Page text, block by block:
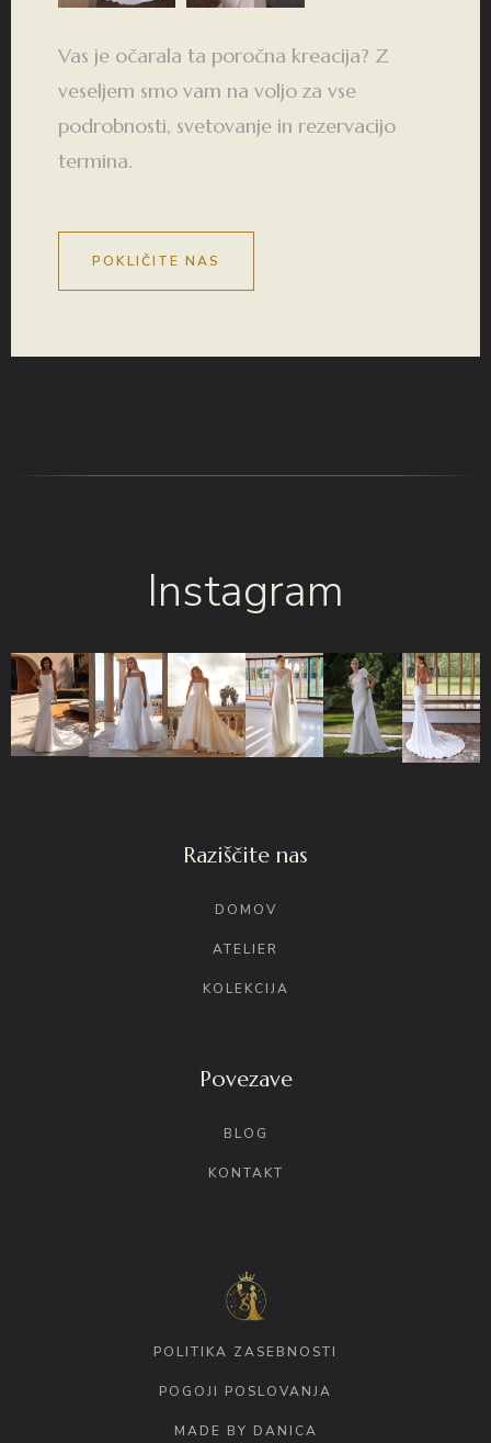
Vas je očarala ta poročna kreacija? Z
veseljem smo vam na voljo za vse
podrobnosti, svetovanje in rezervacijo
termina.
POKLIČITE NAS
Instagram
Raziščite nas
DOMOV
ATELIER
KOLEKCIJA
Povezave
BLOG
KONTAKT
POLITIKA ZASEBNOSTI
POGOJI POSLOVANJA
MADE BY DANICA